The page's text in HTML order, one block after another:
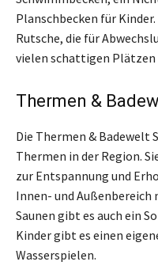
Planschbecken für
Rutsche, die für
vielen schattigen Plätzen
Thermen &
Die Thermen & Badewelt
Thermen in der Region.
zur Entspannung und
Innen- und Außenbereich
Saunen gibt es auch ein
Kinder gibt es einen
Wasserspielen.